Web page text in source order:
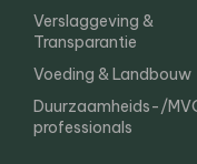
Verslaggeving &
Transparantie
Voeding & Landbouw
Duurzaamheids-/
professionals